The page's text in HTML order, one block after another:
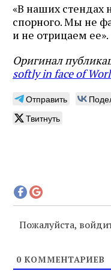
«В наших стендах
спорного. Мы не
и не отрицаем ее».
Оригинал
softly in face of
Отправить
Твитнуть
Пожалуйста,
0 КОММЕНТАРИЕВ